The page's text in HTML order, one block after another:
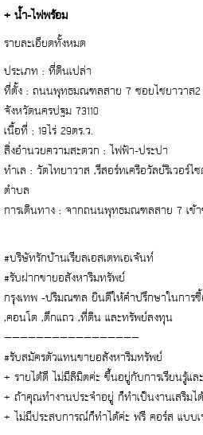
+ น้ำ-ไฟพร้อม
รายละเอียดทั้งหมด
ประเภท : ที่ดินเปล่า
ที่ตั้ง : ถนนพุทธมณฑลสาย 7 ซอยไชยาวาส2
จังหวัดนครปฐม 73110
เนื้อที่ : 19ไร่ 29ตร.ว.
สิ่งอำนวยความสะดวก : ไฟฟ้า-ประปา
ทำเล : วัดไทยาวาส ,รีสอร์ทเครือวัลย์ริเวอร์
ตำบล
การเดินทาง : จากถนนพุทธมณฑลสาย 7 เข้
#บริษัทรักบ้านเรียลเอสเตทเอเจ้นท์
#รับฝากขายอสังหาริมทรัพย์
กรุงเทพ -ปริมณฑล ยินดีให้คำปรึกษาในการ
,คอนโด ,ตึกแถว ,ที่ดิน และทรัพย์ลงทุน
—————————————————
#รับสมัครตัวแทนขายอสังหาริมทรัพย์
+ รายได้ดี ไม่มีลิมิตค่ะ ขึ้นอยู่กับการเรียนรู้แ
+ ถ้าคุณทำงานประจำอยู่ ก็ทำเป็นงานเสริม
+ ไม่มีประสบการณ์ก็ทำได้ค่ะ ฟรี คอร์ส แบบเร่